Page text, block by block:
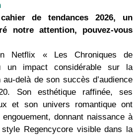
de tendances 2026, un
notre attention, pouvez-vous
Netflix « Les Chroniques de
un impact considérable sur la
delà de son succès d’audience
Son esthétique raffinée, ses
et son univers romantique ont
donnant naissance à
Regencycore visible dans la